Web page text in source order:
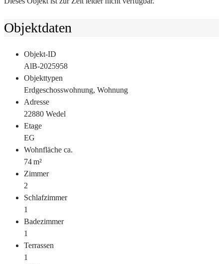
Objektdaten
Objekt-ID
AlB-2025958
Objekttypen
Erdgeschosswohnung, Wohnung
Adresse
22880 Wedel
Etage
EG
Wohnfläche ca.
74 m²
Zimmer
2
Schlafzimmer
1
Badezimmer
1
Terrassen
1